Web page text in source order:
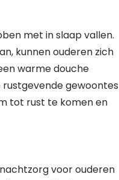
met in slaap vallen.
kunnen ouderen zich
warme douche
gewoontes
tot rust te komen en
voor ouderen